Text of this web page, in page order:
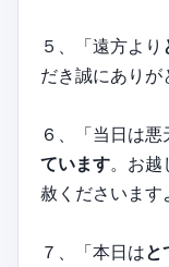
５、「遠方より
だき誠にありが
６、「当日は
ています。お越
赦くださいます
７、「本日はと